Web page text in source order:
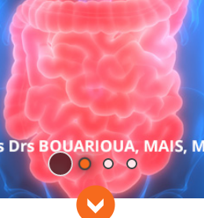
Play and Stop Slideshow